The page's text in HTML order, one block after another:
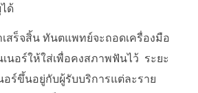
ด้
เสร็จสิ้น ทันตแพทย์จะถอดเครื่องมือ
นอร์ให้ใส่เพื่อคงสภาพฟันไว้ ระยะ
อร์ขึ้นอยู่กับผู้รับบริการแต่ละราย